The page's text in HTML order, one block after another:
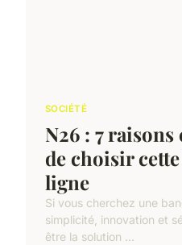
SOCIÉTÉ
N26 : 7
de choisir
ligne
Si vous cherchez une
simplicité, innovation et
être la solution ...